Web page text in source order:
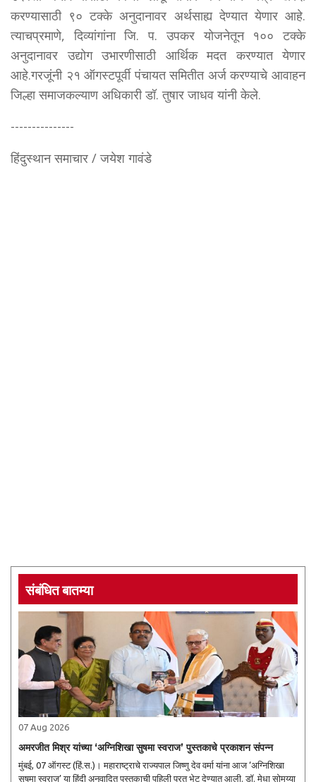
करण्यासाठी ९० टक्के अनुदानावर अर्थसाह्य देण्यात येणार आहे.
त्याचप्रमाणे, दिव्यांगांना जि. प. उपकर योजनेतून १०० टक्के
अनुदानावर उद्योग उभारणीसाठी आर्थिक मदत करण्यात येणार
आहे.गरजूंनी २१ ऑगस्टपूर्वी पंचायत समितीत अर्ज करण्याचे आवाहन
जिल्हा समाजकल्याण अधिकारी डॉ. तुषार जाधव यांनी केले.
---------------
हिंदुस्थान समाचार / जयेश गावंडे
संबंधित बातम्या
07 Aug 2026
अमरजीत मिश्र यांच्या ‘अग्निशिखा सुषमा स्वराज’ पुस्तकाचे प्रकाशन संपन्न
मुंबई, 07 ऑगस्ट (हिं.स.)। महाराष्ट्राचे राज्यपाल जिष्णु देव वर्मा यांना आज ‘अग्निशिखा
सुषमा स्वराज’ या हिंदी अनुवादित पुस्तकाची पहिली प्रत भेट देण्यात आली. डॉ. मेधा सोमय्या